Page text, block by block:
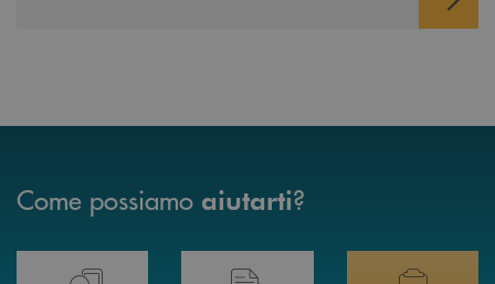
Come possiamo aiutarti?
Prenota il tuo appuntamento in Filiale direttamente da casa 24h su 24h
Hai bisogno di assistenza immediata?
Hai bisogno di